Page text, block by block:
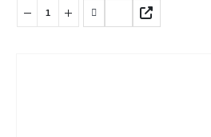
пластиков.
*Лепестковая структура рабочей